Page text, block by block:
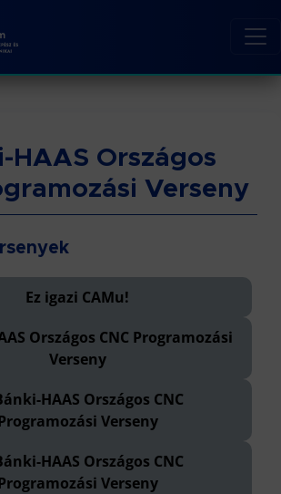
HAAS Országos
Verseny
Ez igazi CAMu!
Országos CNC Programozási
Verseny
HAAS Országos CNC
Verseny
HAAS Országos CNC
Verseny